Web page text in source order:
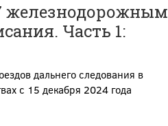
железнодорожным
Часть 1:
дальнего следования в
с 15 декабря 2024 года